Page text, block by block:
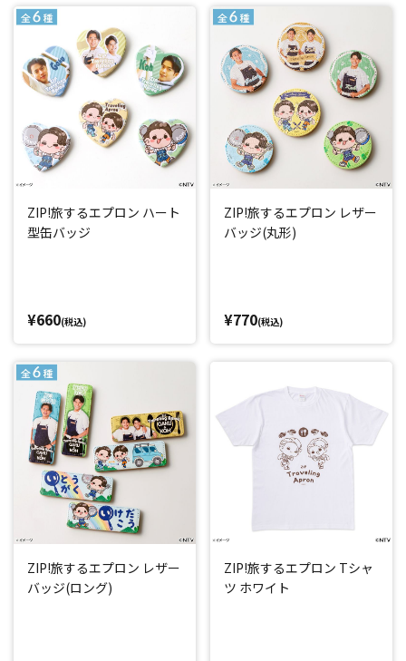
ZIP!旅するエプロン ハート
型缶バッジ
¥660(税込)
ZIP!旅するエプロン レザー
バッジ(丸形)
¥770(税込)
ZIP!旅するエプロン レザー
バッジ(ロング)
ZIP!旅するエプロン Tシャ
ツ ホワイト